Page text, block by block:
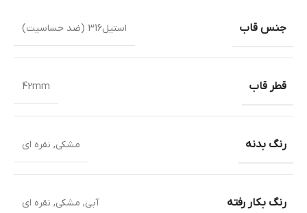
جنس قاب استیل316 (ضد حساسیت)
قطر قاب 42mm
رنگ بدنه مشکی, نقره ای
رنگ بکار رفته آبی, مشکی, نقره ای